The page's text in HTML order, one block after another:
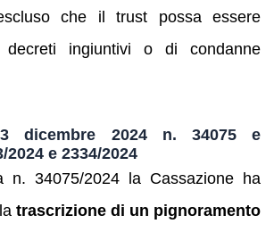
che il trust possa essere
decreti ingiuntivi o di condanne
dicembre 2024 n. 34075 e
e 2334/2024
n. 34075/2024 la Cassazione ha
trascrizione di un pignoramento